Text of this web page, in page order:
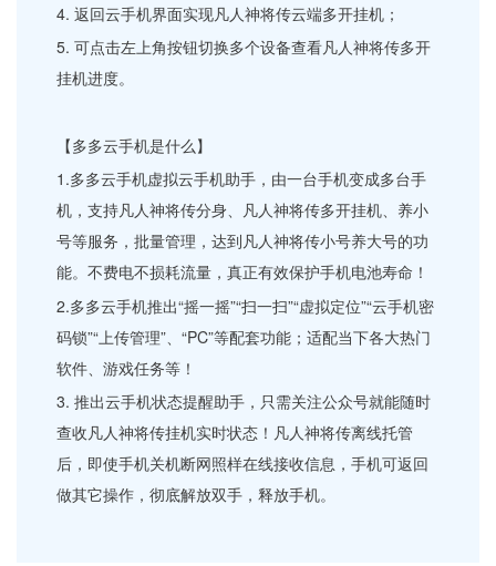
4. 返回云手机界面实现凡人神将传云端多开挂机；
5. 可点击左上角按钮切换多个设备查看凡人神将传多开
挂机进度。
【多多云手机是什么】
1.多多云手机虚拟云手机助手，由一台手机变成多台手
机，支持凡人神将传分身、凡人神将传多开挂机、养小
号等服务，批量管理，达到凡人神将传小号养大号的功
能。不费电不损耗流量，真正有效保护手机电池寿命！
2.多多云手机推出“摇一摇”“扫一扫”“虚拟定位”“云手机密
码锁”“上传管理”、“PC”等配套功能；适配当下各大热门
软件、游戏任务等！
3. 推出云手机状态提醒助手，只需关注公众号就能随时
查收凡人神将传挂机实时状态！凡人神将传离线托管
后，即使手机关机断网照样在线接收信息，手机可返回
做其它操作，彻底解放双手，释放手机。